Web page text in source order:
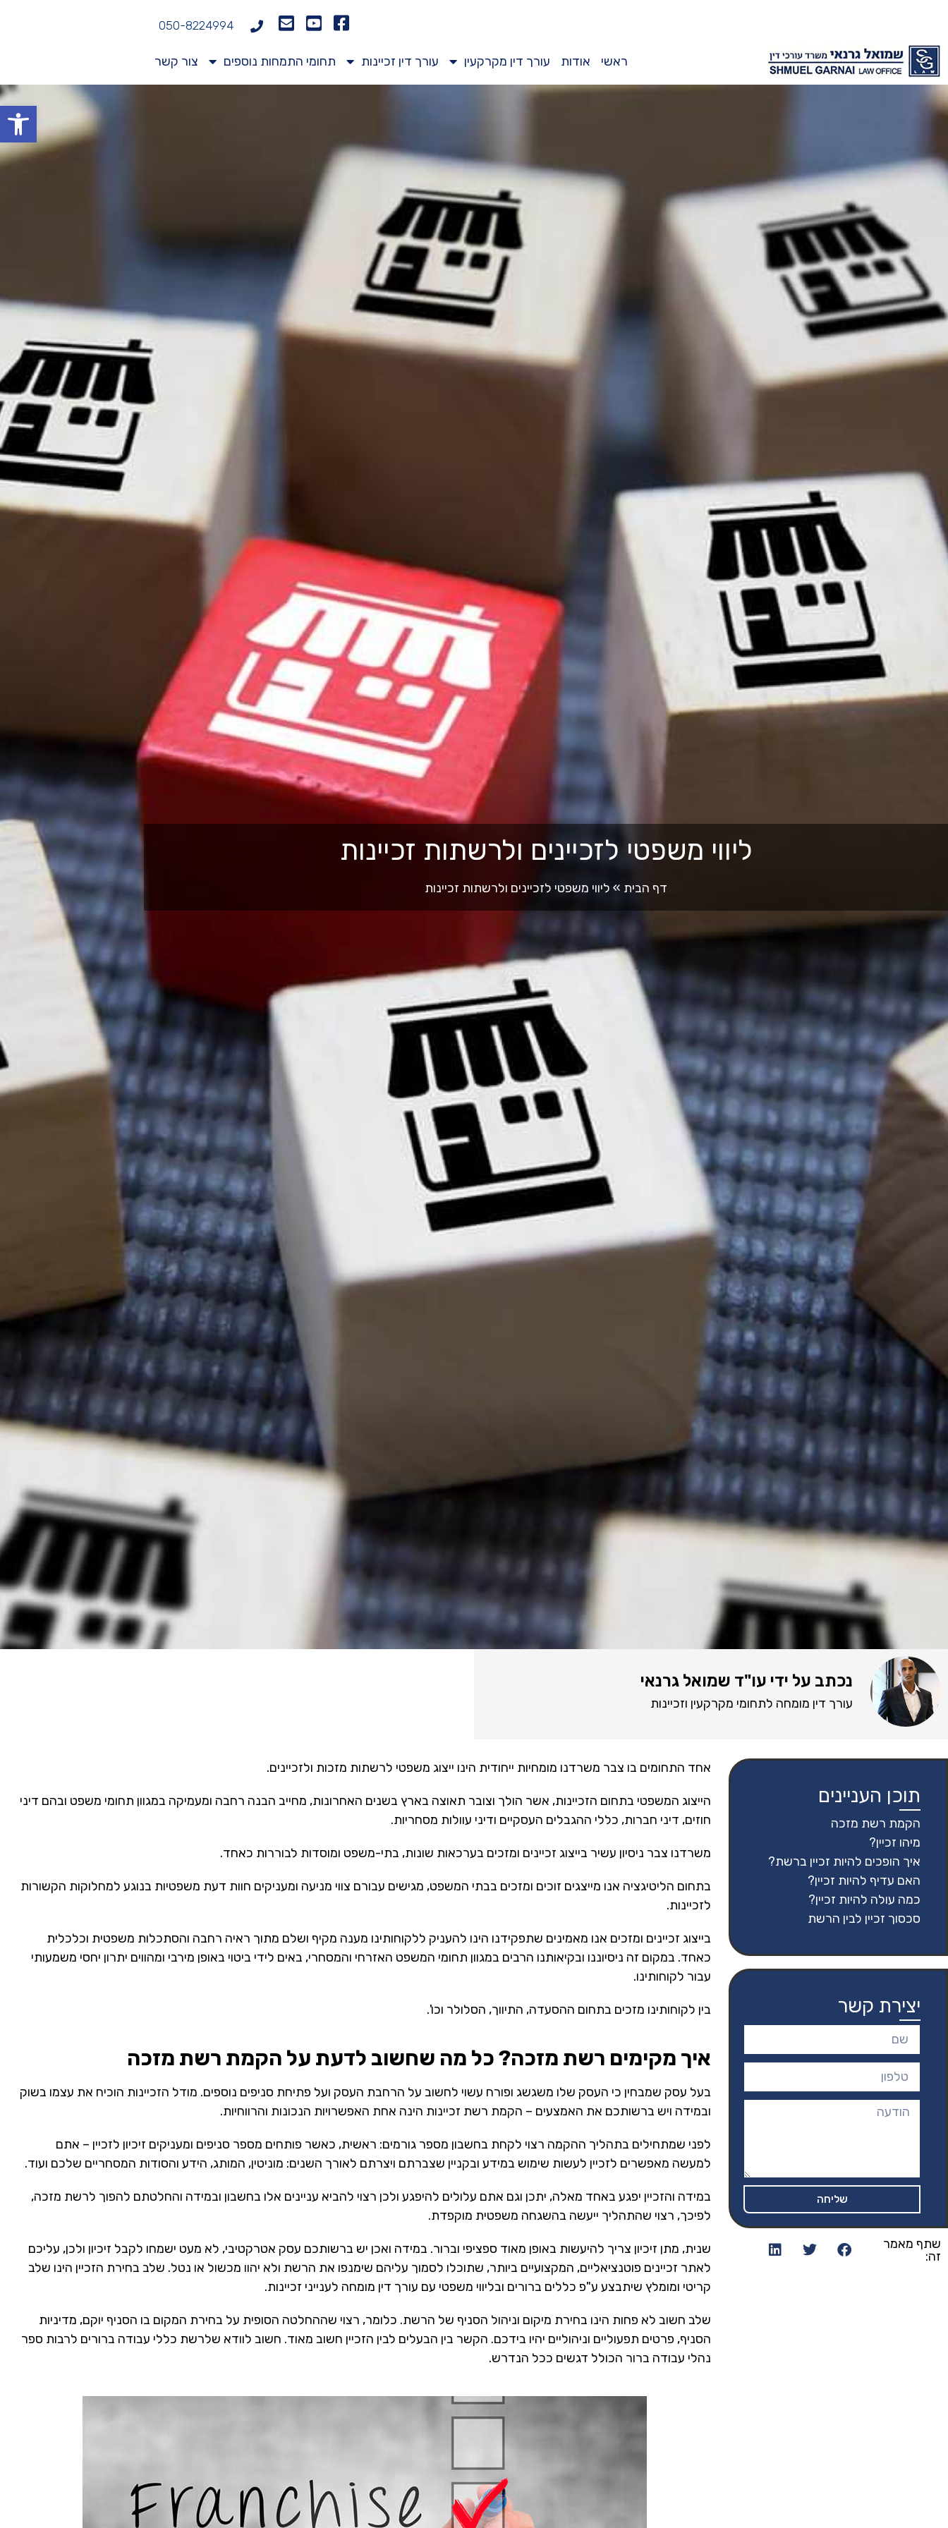
050-8224994
ראשי אודות עורך דין מקרקעין עורך דין זכיינות תחומי התמחות נוספים צור קשר
ליווי משפטי לזכיינים ולרשתות זכיינות
דף הבית » ליווי משפטי לזכיינים ולרשתות זכיינות
נכתב על ידי עו"ד שמואל גרנאי
עורך דין מומחה לתחומי מקרקעין וזכיינות
תוכן העניינים
הקמת רשת מזכה
מיהו זכיין?
איך הופכים להיות זכיין ברשת?
האם עדיף להיות זכיין?
כמה עולה להיות זכיין?
סכסוך זכיין לבין הרשת
יצירת קשר
שליחה
שתף מאמר
זה:
אחד התחומים בו צבר משרדנו מומחיות ייחודית הינו ייצוג משפטי לרשתות מזכות ולזכיינים.
הייצוג המשפטי בתחום הזכיינות, אשר הולך וצובר תאוצה בארץ בשנים האחרונות, מחייב הבנה רחבה ומעמיקה במגוון תחומי משפט ובהם דיני
חוזים, דיני חברות, כללי ההגבלים העסקיים ודיני עוולות מסחריות.
משרדנו צבר ניסיון עשיר בייצוג זכיינים ומזכים בערכאות שונות, בתי-משפט ומוסדות לבוררות כאחד.
בתחום הליטיגציה אנו מייצגים זוכים ומזכים בבתי המשפט, מגישים עבורם צווי מניעה ומעניקים חוות דעת משפטיות בנוגע למחלוקות הקשורות
לזכיינות.
בייצוג זכיינים ומזכים אנו מאמינים שתפקידנו הינו להעניק ללקוחותינו מענה מקיף ושלם מתוך ראיה רחבה והסתכלות משפטית וכלכלית
כאחד. במקום זה ניסיוננו ובקיאותנו הרבים במגוון תחומי המשפט האזרחי והמסחרי, באים לידי ביטוי באופן מירבי ומהווים יתרון יחסי משמעותי
עבור לקוחותינו.
בין לקוחותינו מזכים בתחום ההסעדה, התיווך, הסלולר וכו'.
איך מקימים רשת מזכה? כל מה שחשוב לדעת על הקמת רשת מזכה
בעל עסק שמבחין כי העסק שלו משגשג ופורח עשוי לחשוב על הרחבת העסק ועל פתיחת סניפים נוספים. מודל הזכיינות הוכיח את עצמו בשוק
ובמידה ויש ברשותכם את האמצעים – הקמת רשת זכיינות הינה אחת האפשרויות הנכונות והרווחיות.
לפני שמתחילים בתהליך ההקמה רצוי לקחת בחשבון מספר גורמים: ראשית, כאשר פותחים מספר סניפים ומעניקים זיכיון לזכיין – אתם
למעשה מאפשרים לזכיין לעשות שימוש במידע ובקניין שצברתם ויצרתם לאורך השנים: מוניטין, המותג, הידע והסודות המסחריים שלכם ועוד.
במידה והזכיין יפגע באחד מאלה, יתכן וגם אתם עלולים להיפגע ולכן רצוי להביא עניינים אלו בחשבון ובמידה והחלטתם להפוך לרשת מזכה,
לפיכך, רצוי שהתהליך ייעשה בהשגחה משפטית מוקפדת.
שנית, מתן זיכיון צריך להיעשות באופן מאוד ספציפי וברור. במידה ואכן יש ברשותכם עסק אטרקטיבי, לא מעט ישמחו לקבל זיכיון ולכן, עליכם
לאתר זכיינים פוטנציאליים, המקצועיים ביותר, שתוכלו לסמוך עליהם שימנפו את הרשת ולא יהוו מכשול או נטל. שלב בחירת הזכיין הינו שלב
קריטי ומומלץ שיתבצע ע"פ כללים ברורים ובליווי משפטי עם עורך דין מומחה לענייני זכיינות.
שלב חשוב לא פחות הינו בחירת מיקום וניהול הסניף של הרשת. כלומר, רצוי שההחלטה הסופית על בחירת המקום בו הסניף יוקם, מדיניות
הסניף, פרטים תפעוליים וניהוליים יהיו בידכם. הקשר בין הבעלים לבין הזכיין חשוב מאוד. חשוב לוודא שלרשת כללי עבודה ברורים לרבות ספר
נהלי עבודה ברור הכולל דגשים ככל הנדרש.